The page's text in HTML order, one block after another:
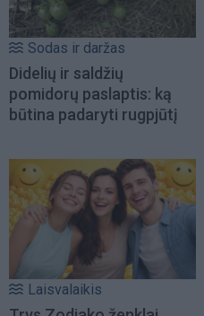
Sodas ir daržas
Didelių ir saldžių
pomidorų paslaptis: ką
būtina padaryti rugpjūtį
Laisvalaikis